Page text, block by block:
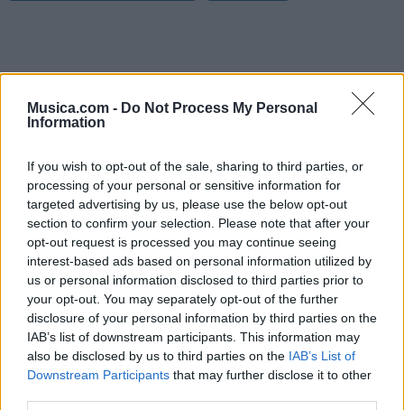
Musica.com - Do Not Process My Personal
Information
If you wish to opt-out of the sale, sharing to third parties, or
processing of your personal or sensitive information for
targeted advertising by us, please use the below opt-out
section to confirm your selection. Please note that after your
opt-out request is processed you may continue seeing
interest-based ads based on personal information utilized by
us or personal information disclosed to third parties prior to
your opt-out. You may separately opt-out of the further
disclosure of your personal information by third parties on the
IAB’s list of downstream participants. This information may
also be disclosed by us to third parties on the IAB’s List of
Downstream Participants that may further disclose it to other
Ver perfil
@musicapuntocom Ver perfil